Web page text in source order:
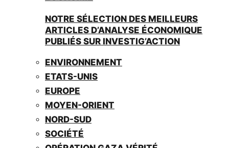
NOTRE SÉLECTION DES MEILLEURS
ARTICLES D’ANALYSE ÉCONOMIQUE
PUBLIÉS SUR INVESTIG’ACTION
ENVIRONNEMENT
ETATS-UNIS
EUROPE
MOYEN-ORIENT
NORD-SUD
SOCIÉTÉ